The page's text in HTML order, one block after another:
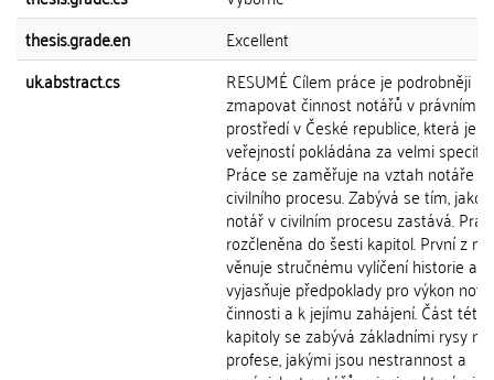
thesis.grade.en
Excellent
uk.abstract.cs
RESUMÉ Cílem práce je podrobněji
zmapovat činnost notářů v právním
prostředí v České republice, která je
veřejností pokládána za velmi
Práce se zaměřuje na vztah notáře a
civilního procesu. Zabývá se tím,
notář v civilním procesu zastává.
rozčleněna do šesti kapitol. První z
věnuje stručnému vylíčení historie a
vyjasňuje předpoklady pro výkon
činnosti a k jejímu zahájení. Část této
kapitoly se zabývá základními rysy
profese, jakými jsou nestrannost a